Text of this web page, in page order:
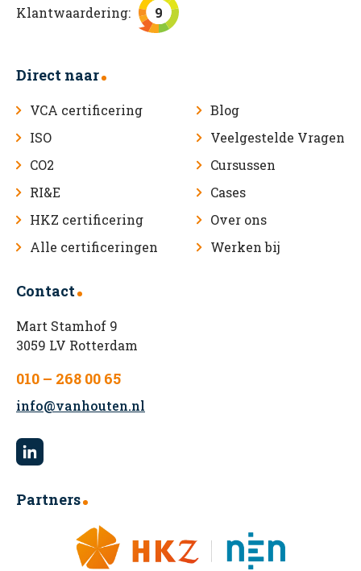
Klantwaardering: 9
Direct naar
VCA certificering
ISO
CO2
RI&E
HKZ certificering
Alle certificeringen
Blog
Veelgestelde Vragen
Cursussen
Cases
Over ons
Werken bij
Contact
Mart Stamhof 9
3059 LV Rotterdam
010 – 268 00 65
info@vanhouten.nl
Partners